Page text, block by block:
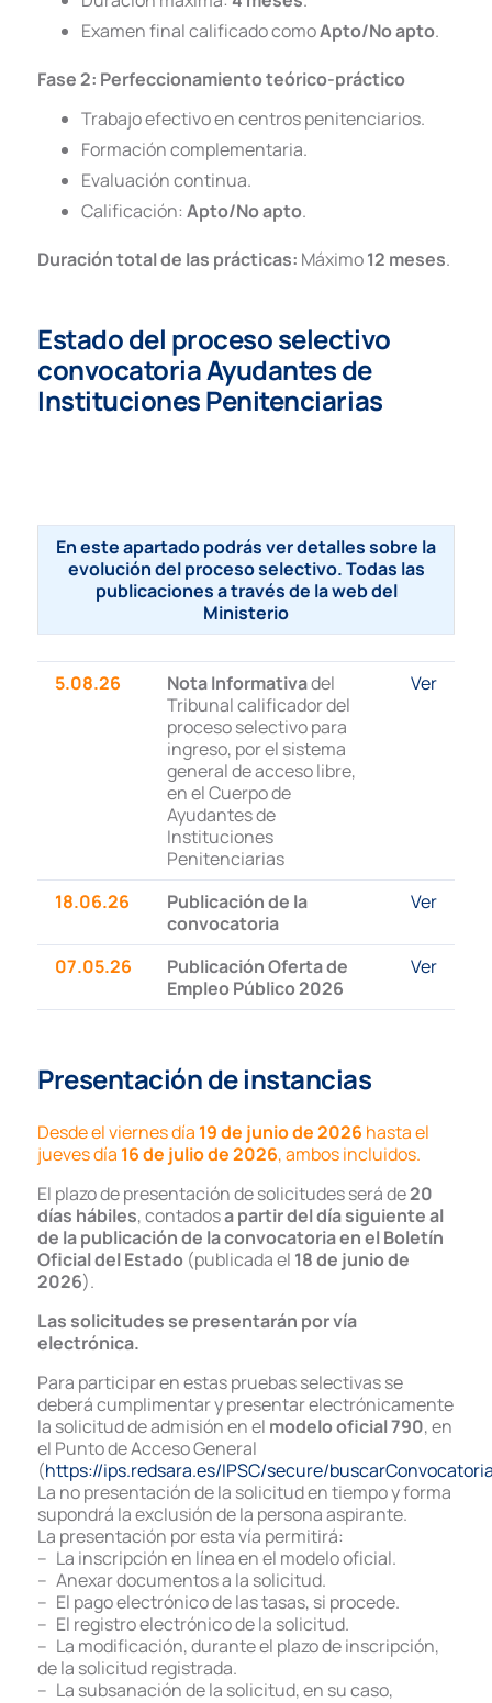
Examen final calificado comoApto/No apto.
Fase 2: Perfeccionamiento teórico-práctico
Trabajo efectivo en centros penitenciarios.
Formación complementaria.
Evaluación continua.
Calificación: Apto/No apto.
Duración total de las prácticas: Máximo12 meses.
Estado del proceso selectivo
convocatoria Ayudantes de
Instituciones Penitenciarias
En este apartado podrás ver detalles sobre la
evolución del proceso selectivo. Todas las
publicaciones a través de laweb del
Ministerio
5.08.26 Nota Informativadel
Tribunal calificador del
proceso selectivo para
ingreso, por el sistema
general de acceso libre,
en el Cuerpo de
Ayudantes de
Instituciones
Penitenciarias
Ver
18.06.26
Publicación de la
convocatoria
Ver
07.05.26
Publicación Oferta de
Empleo Público 2026
Ver
Presentación de instancias
Desde el viernes día 19 de junio de 2026 hasta el
jueves día 16 de julio de 2026, ambos incluidos.
El plazo de presentación de solicitudes será de20
días hábiles, contadosa partir del día siguiente al
de la publicación de la convocatoria en el Boletín
Oficial del Estado (publicada el 18 de junio de
2026).
Las solicitudes se presentarán por vía
electrónica.
Para participar en estas pruebas selectivas se
deberá cumplimentar y presentar electrónicamente
la solicitud de admisión en el modelo oficial 790, en
el Punto de Acceso General
(https://ips.redsara.es/IPSC/secure/
La no presentación de la solicitud en tiempo y forma
supondrá la exclusión de la persona aspirante.
La presentación por esta vía permitirá:
– La inscripción en línea en el modelo oficial.
– Anexar documentos a la solicitud.
– El pago electrónico de las tasas, si procede.
– El registro electrónico de la solicitud.
– La modificación, durante el plazo de inscripción,
de la solicitud registrada.
– La subsanación de la solicitud, en su caso,